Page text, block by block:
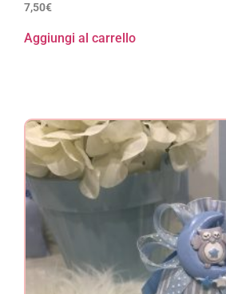
7,50€
Aggiungi al carrello